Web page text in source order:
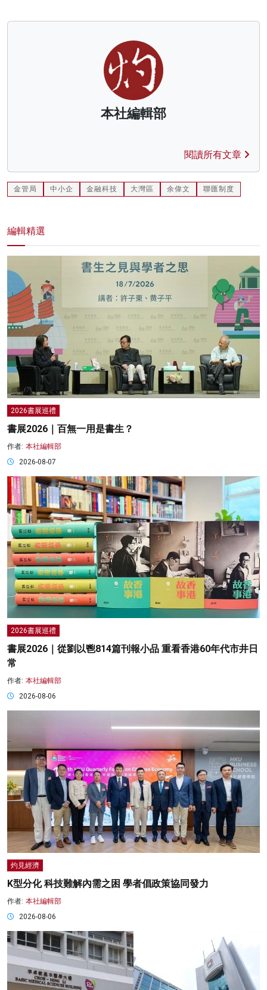
本社編輯部
閱讀所有文章
金管局 中小企 金融科技 大灣區 余偉文 聯匯制度
編輯精選
2026書展巡禮
書展2026｜百無一用是書生？
作者: 本社編輯部
2026-08-07
2026書展巡禮
書展2026｜從劉以鬯814篇刊報小品 重看香港60年代市井日
常
作者: 本社編輯部
2026-08-06
灼見經濟
K型分化 科技難解內需之困 學者倡政策協同發力
作者: 本社編輯部
2026-08-06